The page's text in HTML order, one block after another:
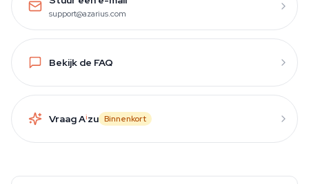
support@azarius.com
Bekijk de FAQ
Vraag Aizu Binnenkort